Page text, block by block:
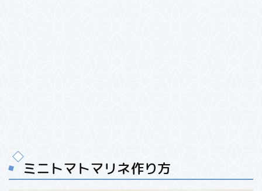
ミニトマトマリネ作り方